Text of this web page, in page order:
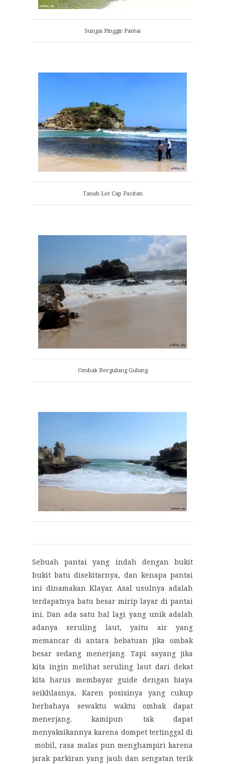
Sungai Pinggir Pantai
Tanah Lot Cap Pacitan
Ombak Bergulung Gulung
Sebuah pantai yang indah dengan bukit
bukit batu disekitarnya, dan kenapa pantai
ini dinamakan Klayar. Asal usulnya adalah
terdapatnya batu besar mirip layar di pantai
ini. Dan ada satu hal lagi yang unik adalah
adanya seruling laut, yaitu air yang
memancar di antara bebatuan jika ombak
besar sedang menerjang. Tapi sayang jika
kita ingin melihat seruling laut dari dekat
kita harus membayar guide dengan biaya
seikhlasnya, Karen posisinya yang cukup
berbahaya sewaktu waktu ombak dapat
menerjang. kamipun tak dapat
menyaksikannya karena dompet tertinggal di
mobil, rasa malas pun menghampiri karena
jarak parkiran yang jauh dan sengatan terik